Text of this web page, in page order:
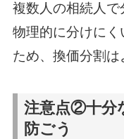
複数人の相続人で
物理的に分けに
ため、換価分割は
注意点②十分
防ごう